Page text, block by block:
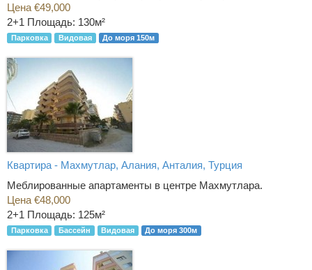
Цена €49,000
2+1 Площадь: 130м²
Парковка Видовая До моря 150м
Квартира - Махмутлар, Алания, Анталия, Турция
Меблированные апартаменты в центре Махмутлара.
Цена €48,000
2+1 Площадь: 125м²
Парковка Бассейн Видовая До моря 300м